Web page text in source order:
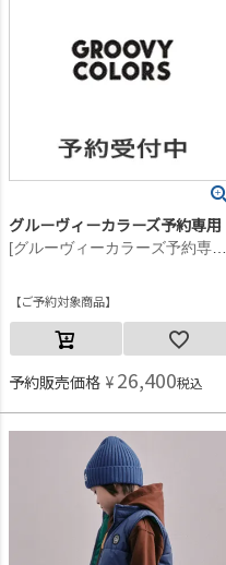
グルーヴィーカラーズ予約専用
[グルーヴィーカラーズ予約専用] ナイロンタフタ PADDING JACKET【11月入荷予定】 2BK黒
ご予約対象商品
予約販売価格 ¥ 26,400税込